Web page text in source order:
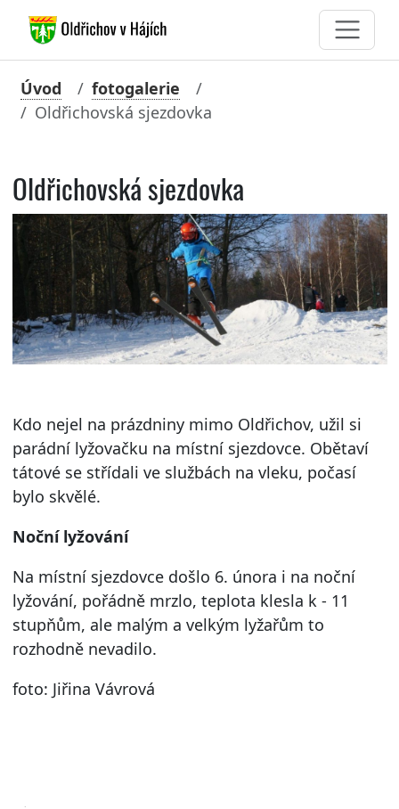
Úvod
fotogalerie
Oldřichovská sjezdovka
Oldřichovská sjezdovka
Kdo nejel na prázdniny mimo Oldřichov, užil si
parádní lyžovačku na místní sjezdovce. Obětaví
tátové se střídali ve službách na vleku, počasí
bylo skvělé.
Noční lyžování
Na místní sjezdovce došlo 6. února i na noční
lyžování, pořádně mrzlo, teplota klesla k - 11
stupňům, ale malým a velkým lyžařům to
rozhodně nevadilo.
foto: Jiřina Vávrová